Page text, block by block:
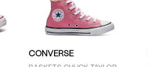
CONVERSE